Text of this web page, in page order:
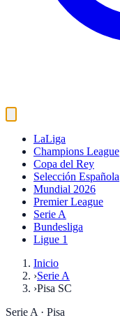
LaLiga
Champions League
Copa del Rey
Selección Española
Mundial 2026
Premier League
Serie A
Bundesliga
Ligue 1
Inicio
›Serie A
›Pisa SC
Serie A · Pisa